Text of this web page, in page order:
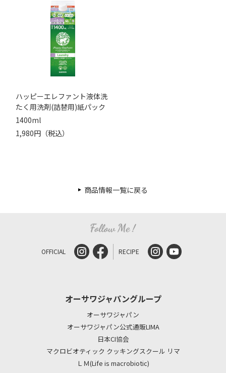
ハッピーエレファント液体洗
たく用洗剤(詰替用)紙パック
1400ml
1,980円（税込）
商品情報一覧に戻る
OFFICIAL RECIPE
オーサワジャパングループ
オーサワジャパン
オーサワジャパン公式通販LIMA
日本CI協会
マクロビオティック クッキングスクール リマ
ＬＭ(Life is macrobiotic)